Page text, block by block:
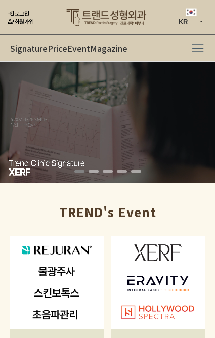
login로그인
person_add회원가입
SignaturePriceEventMagazine
TREND's Event